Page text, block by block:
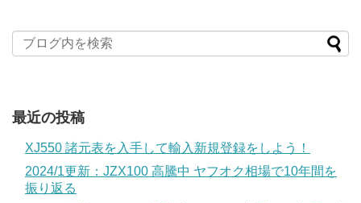
最近の投稿
XJ550 諸元表を入手して輸入新規登録をしよう！
2024/1更新：JZX100 高騰中 ヤフオク相場で10年間を
振り返る